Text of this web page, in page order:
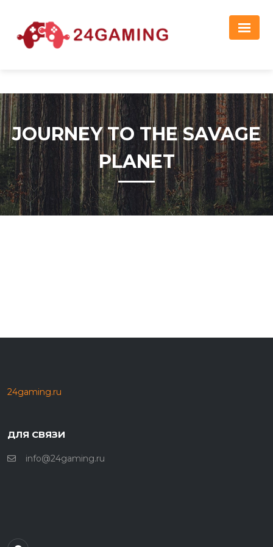
JOURNEY TO THE SAVAGE
PLANET
24gaming.ru
ДЛЯ СВЯЗИ
info@24gaming.ru